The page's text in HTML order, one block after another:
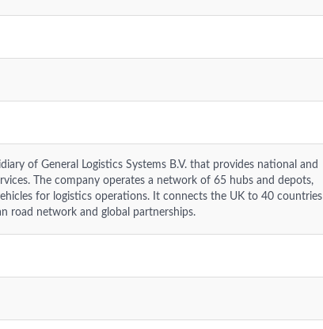
of General Logistics Systems B.V. that provides national and
The company operates a network of 65 hubs and depots,
for logistics operations. It connects the UK to 40 countries
road network and global partnerships.